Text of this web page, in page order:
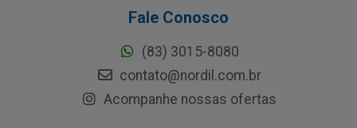
Fale Conosco
(83) 3015-8080
contato@nordil.com.br
Acompanhe nossas ofertas